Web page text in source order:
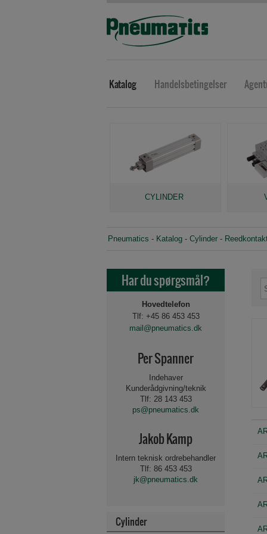
Katalog Handelsbetingelser
CYLINDER
Pneumatics - Katalog - Cylinder -
Har du spørgsmål?
Hovedtelefon
Tlf: +45 86 453 453
mail@pneumatics.dk
Per Spanner
Indehaver
Kunderådgivning/teknik
Tlf: 28 143 453
ps@pneumatics.dk
Jakob Kamp
Intern teknisk ordrebehandler
Tlf: 86 453 453
jk@pneumatics.dk
Cylinder